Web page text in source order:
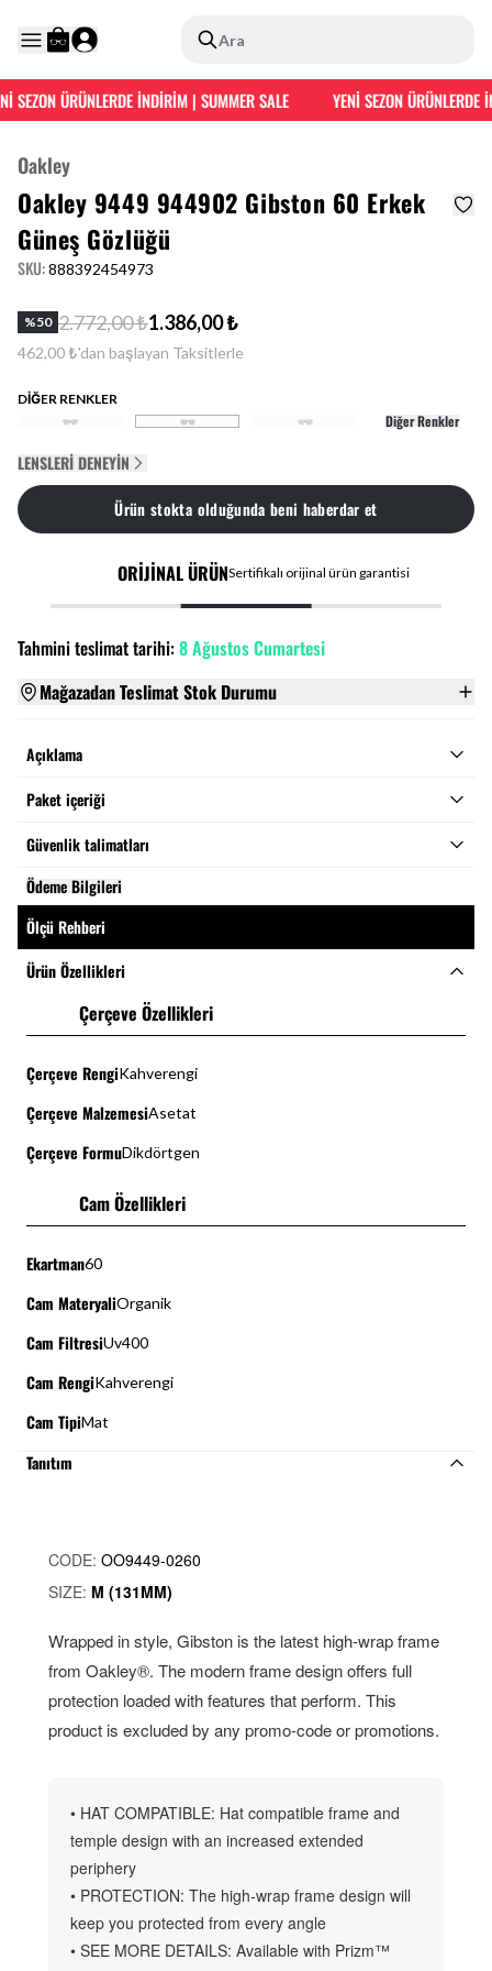
Ara
ÜRÜNLERDE İNDİRİM | SUMMER SALE YENİ SEZON ÜRÜNLERDE
Oakley
Oakley 9449 944902 Gibston 60 Erkek
Güneş Gözlüğü
SKU:888392454973
%50 2.772,00 ₺1.386,00 ₺
462,00 ₺'dan başlayan Taksitlerle
DİĞER RENKLER
Diğer Renkler
LENSLERI DENEYIN
Ürün stokta olduğunda beni haberdar et
ORİJİNAL ÜRÜNSertifikalı orijinal ürün garantisi
Tahmini teslimat tarihi:8 Ağustos Cumartesi
Mağazadan Teslimat Stok Durumu
Açıklama
Paket içeriği
Güvenlik talimatları
Ödeme Bilgileri
Ölçü Rehberi
Ürün Özellikleri
Çerçeve Özellikleri
Çerçeve RengiKahverengi
Çerçeve MalzemesiAsetat
Çerçeve FormuDikdörtgen
Cam Özellikleri
Ekartman60
Cam MateryaliOrganik
Cam FiltresiUv400
Cam RengiKahverengi
Cam TipiMat
Tanıtım
CODE: OO9449-0260
SIZE: M (131MM)
Wrapped in style, Gibston is the latest high-wrap frame
from Oakley®. The modern frame design offers full
protection loaded with features that perform. This
product is excluded by any promo-code or promotions.
• HAT COMPATIBLE: Hat compatible frame and
temple design with an increased extended
periphery
• PROTECTION: The high-wrap frame design will
keep you protected from every angle
• SEE MORE DETAILS: Available with Prizm™